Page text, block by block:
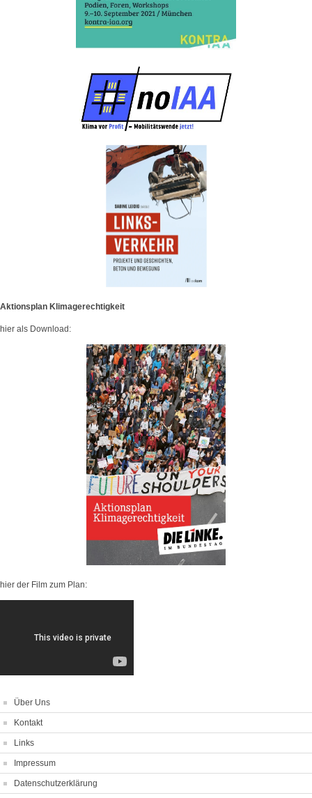
Aktionsplan Klimagerechtigkeit
hier als Download:
hier der Film zum Plan:
Über Uns
Kontakt
Links
Impressum
Datenschutzerklärung